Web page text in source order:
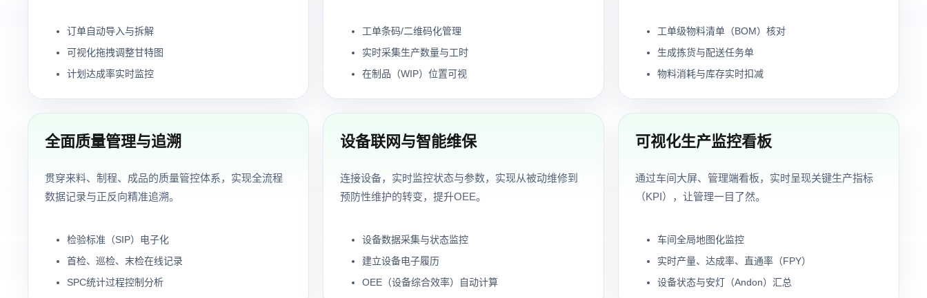
订单自动导入与拆解
可视化拖拽调整甘特图
计划达成率实时监控
工单条码/二维码化管理
实时采集生产数量与工时
在制品（WIP）位置可视
工单级物料清单（BOM）核对
生成拣货与配送任务单
物料消耗与库存实时扣减
全面质量管理与追溯
贯穿来料、制程、成品的质量管控体系，实现全流程
数据记录与正反向精准追溯。
检验标准（SIP）电子化
首检、巡检、末检在线记录
SPC统计过程控制分析
设备联网与智能维保
连接设备，实时监控状态与参数，实现从被动维修到
预防性维护的转变，提升OEE。
设备数据采集与状态监控
建立设备电子履历
OEE（设备综合效率）自动计算
可视化生产监控看板
通过车间大屏、管理端看板，实时呈现关键生产指标
（KPI），让管理一目了然。
车间全局地图化监控
实时产量、达成率、直通率（FPY）
设备状态与安灯（Andon）汇总